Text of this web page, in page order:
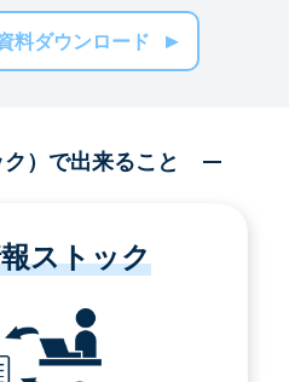
料ダウンロード
）で出来ること
ストック